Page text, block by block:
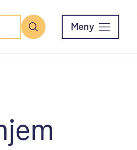
Meny